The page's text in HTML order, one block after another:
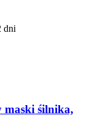
dni
maski śilnika,